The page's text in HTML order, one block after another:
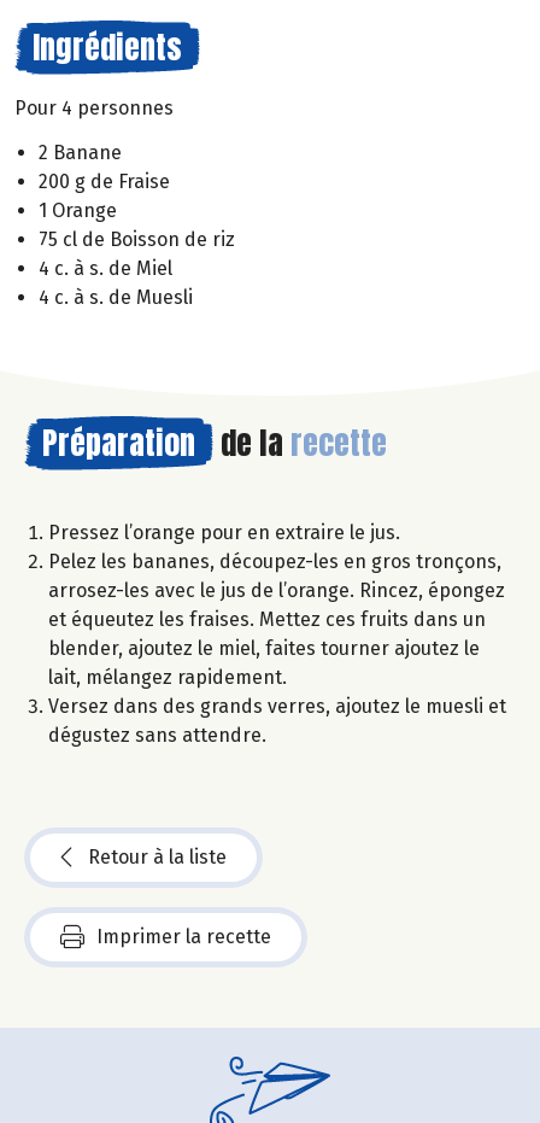
Ingrédients
Pour 4 personnes
2 Banane
200 g de Fraise
1 Orange
75 cl de Boisson de riz
4 c. à s. de Miel
4 c. à s. de Muesli
Préparation de la recette
Pressez l’orange pour en extraire le jus.
Pelez les bananes, découpez-les en gros tronçons,
arrosez-les avec le jus de l’orange. Rincez, épongez
et équeutez les fraises. Mettez ces fruits dans un
blender, ajoutez le miel, faites tourner ajoutez le
lait, mélangez rapidement.
Versez dans des grands verres, ajoutez le muesli et
dégustez sans attendre.
Retour à la liste
Imprimer la recette